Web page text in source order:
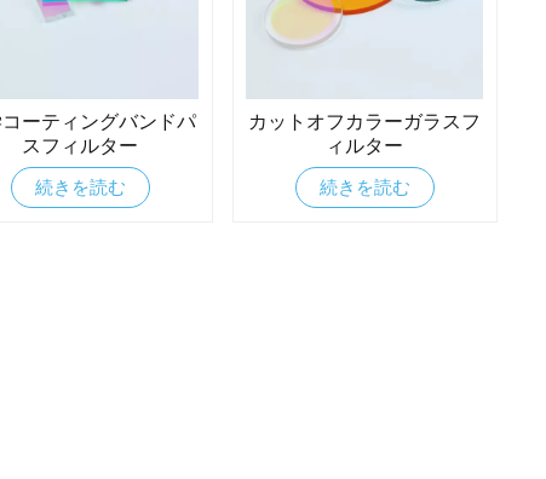
ーティングバンドパ
スフィルター
続きを読む
カットオフカラーガラスフ
ィルター
続きを読む